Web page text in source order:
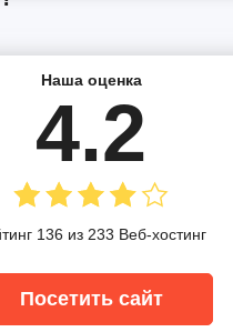
Наша оценка
4.2
136 из 233 Веб-хостинг
Посетить сайт